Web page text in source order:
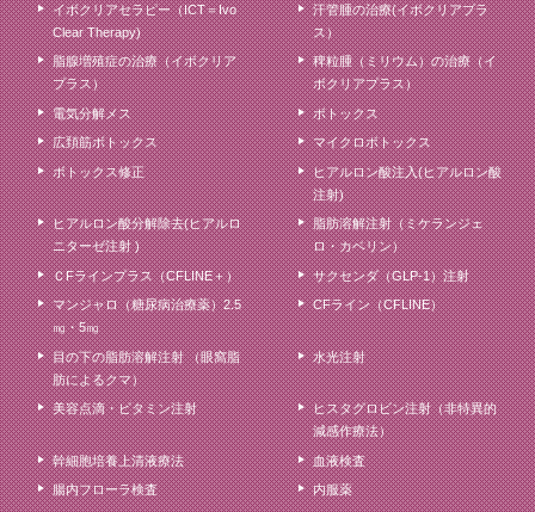
イボクリアセラピー（ICT＝Ivo
Clear Therapy)
汗管腫の治療(イボクリアプラ
ス）
脂腺増殖症の治療（イボクリア
プラス）
稗粒腫（ミリウム）の治療（イ
ボクリアプラス）
電気分解メス ボトックス
広頚筋ボトックス マイクロボトックス
ボトックス修正
ヒアルロン酸注入(ヒアルロン酸
注射)
ヒアルロン酸分解除去(ヒアルロ
ニターゼ注射 )
脂肪溶解注射（ミケランジェ
ロ・カベリン）
ＣFラインプラス（CFLINE＋） サクセンダ（GLP-1）注射
マンジャロ（糖尿病治療薬）2.5
㎎・5㎎
CFライン（CFLINE）
目の下の脂肪溶解注射 （眼窩脂
肪によるクマ）
水光注射
美容点滴・ビタミン注射
ヒスタグロビン注射（非特異的
減感作療法）
幹細胞培養上清液療法 血液検査
腸内フローラ検査 内服薬